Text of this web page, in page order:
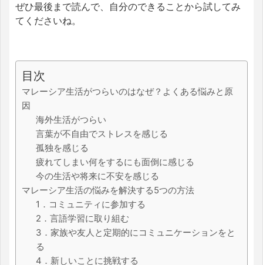
ぜひ最後まで読んで、自分のできることから試してみ
てくださいね。
目次
マレーシア生活がつらいのはなぜ？よくある悩みと原
因
海外生活がつらい
言葉が不自由でストレスを感じる
孤独を感じる
疲れてしまい何をするにも面倒に感じる
今の生活や将来に不安を感じる
マレーシア生活の悩みを解決する5つの方法
1．コミュニティに参加する
2．言語学習に取り組む
3．家族や友人と定期的にコミュニケーションをと
る
4．新しいことに挑戦する